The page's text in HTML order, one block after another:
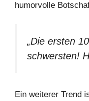
humorvolle
„Die ersten
schwersten!
Ein weiterer Trend